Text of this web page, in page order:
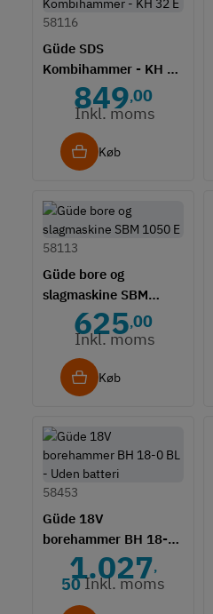
Güde SDS
Kombihammer - KH 32
58116
849,00
Inkl. moms
Køb
Güde bore og
slagmaskine SBM
1050 E
58113
625,00
Inkl. moms
Køb
Güde 18V
borehammer BH 18-0
BL - Uden batteri
58453
1.027,
50Inkl. moms